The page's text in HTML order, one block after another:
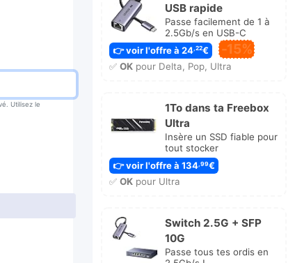
Utilisez le
USB rapide
Passe facilement de 1 à
2.5Gb/s en USB-C
👉 voir l'offre à 24,22€ -15%
✅ OKpour Delta, Pop, Ultra
1To dans ta Freebox
Ultra
Insère un SSD fiable pour
tout stocker
👉 voir l'offre à 134 ,99€
✅ OKpour Ultra
Switch 2.5G + SFP
10G
Passe tous tes ordis en